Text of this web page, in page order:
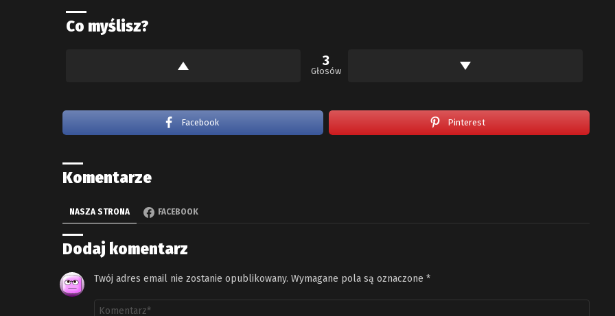
Co myślisz?
3
Głosów
Facebook Pinterest
Komentarze
NASZA STRONA FACEBOOK
Dodaj komentarz
Twój adres email nie zostanie opublikowany. Wymagane pola są oznaczone *
Komentarz